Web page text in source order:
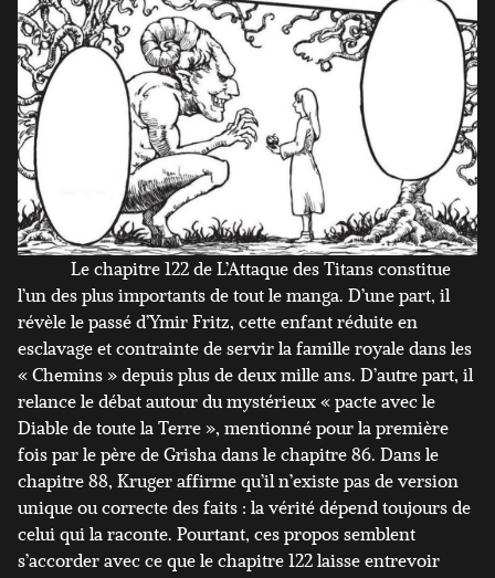
Le chapitre 122 de L’Attaque des Titans constitue
l’un des plus importants de tout le manga. D’une part, il
révèle le passé d’Ymir Fritz, cette enfant réduite en
esclavage et contrainte de servir la famille royale dans les
« Chemins » depuis plus de deux mille ans. D’autre part, il
relance le débat autour du mystérieux « pacte avec le
Diable de toute la Terre », mentionné pour la première
fois par le père de Grisha dans le chapitre 86. Dans le
chapitre 88, Kruger affirme qu’il n’existe pas de version
unique ou correcte des faits : la vérité dépend toujours de
celui qui la raconte. Pourtant, ces propos semblent
s’accorder avec ce que le chapitre 122 laisse entrevoir